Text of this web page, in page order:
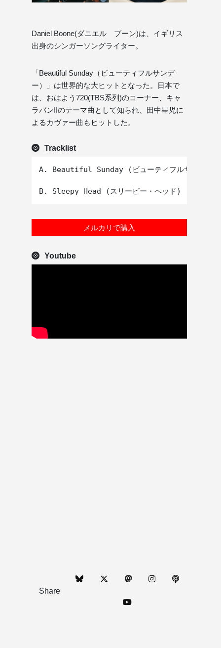
Daniel Boone(ダニエル ブーン)は、イギリス
出身のシンガーソングライター。
「Beautiful Sunday（ビューティフルサンデ
ー）」は世界的な大ヒットとなった。日本で
は、おはよう720(TBS系列)のコーナー、キャ
ラバンIIのテーマ曲として知られ、田中星児に
よるカヴァー曲もヒットした。
Tracklist
A. Beautiful Sunday (ビューティフルサンデー)
メルカリで購入
Youtube
Share